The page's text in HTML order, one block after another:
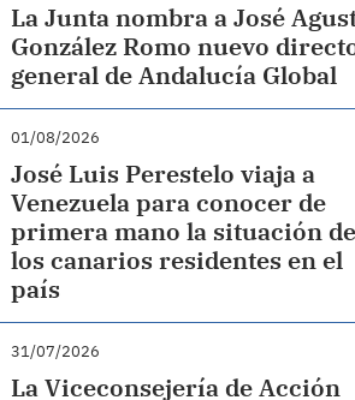
La Junta nombra a José
González Romo nuevo
general de Andalucía Global
01/08/2026
José Luis Perestelo viaja a
Venezuela para conocer de
primera mano la situación de
los canarios residentes en el
país
31/07/2026
La Viceconsejería de Acción